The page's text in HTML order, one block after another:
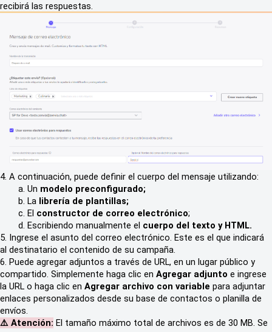
recibirá las respuestas.
4. A continuación, puede definir el cuerpo del mensaje utilizando:
a. Un modelo preconfigurado;
b. La librería de plantillas;
c. El constructor de correo electrónico;
d. Escribiendo manualmente el cuerpo del texto y HTML.
5. Ingrese el asunto del correo electrónico. Este es el que indicará
al destinatario el contenido de su campaña.
6. Puede agregar adjuntos a través de URL, en un lugar público y
compartido. Simplemente haga clic en Agregar adjunto e ingrese
la URL o haga clic en Agregar archivo con variable para adjuntar
enlaces personalizados desde su base de contactos o planilla de
envíos.
⚠️ Atención: El tamaño máximo total de archivos es de 30 MB. Se